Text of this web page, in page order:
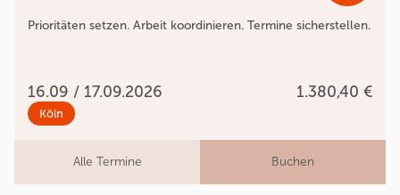
Prioritäten setzen. Arbeit koordinieren. Termine sicherstellen.
16.09 / 17.09.2026 1.380,40 €
Köln
Alle Termine Buchen